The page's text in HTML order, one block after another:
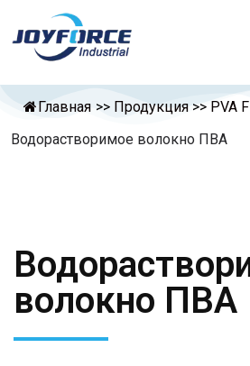
Главная >> Продукция >> PVA
Водорастворимое волокно ПВА
волокно ПВА